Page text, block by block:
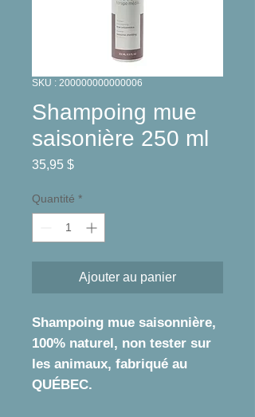
SKU : 200000000000006
Shampoing mue
saisonière 250 ml
35,95 $Prix
Quantité *
Ajouter au panier
Shampoing mue saisonnière,
100% naturel, non tester sur
les animaux, fabriqué au
QUÉBEC.